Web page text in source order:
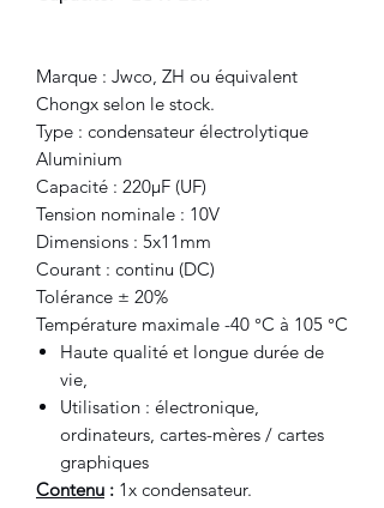
Marque : Jwco, ZH ou équivalent
Chongx selon le stock.
Type : condensateur électrolytique
Aluminium
Capacité : 220μF (UF)
Tension nominale : 10V
Dimensions : 5x11mm
Courant : continu (DC)
Tolérance ± 20%
Température maximale -40 °C à 105 °C
Haute qualité et longue durée de
vie,
Utilisation : électronique,
ordinateurs, cartes-mères / cartes
graphiques
Contenu : 1x condensateur.